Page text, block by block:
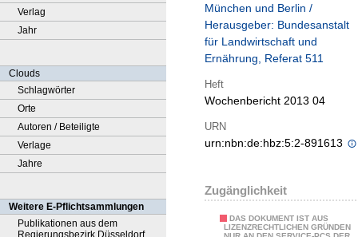
Verlag
Jahr
Clouds
Schlagwörter
Orte
Autoren / Beteiligte
Verlage
Jahre
Weitere E-Pflichtsammlungen
Publikationen aus dem
Regierungsbezirk Düsseldorf
München und Berlin /
Herausgeber: Bundesanstalt
für Landwirtschaft und
Ernährung, Referat 511
Heft
Wochenbericht 2013 04
URN
urn:nbn:de:hbz:5:2-891613
Zugänglichkeit
DAS DOKUMENT IST AUS
LIZENZRECHTLICHEN GRÜNDEN